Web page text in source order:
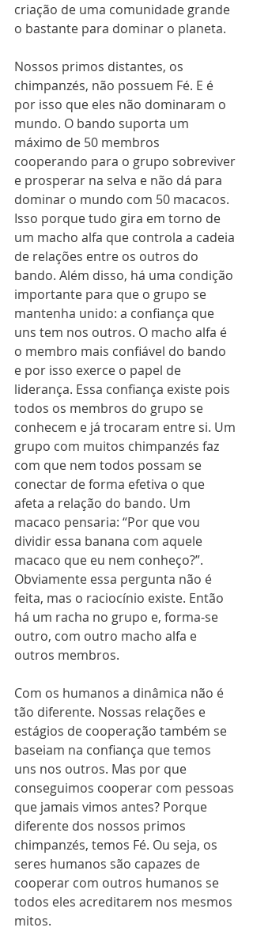
criação de uma comunidade grande
o bastante para dominar o planeta.
Nossos primos distantes, os
chimpanzés, não possuem Fé. E é
por isso que eles não dominaram o
mundo. O bando suporta um
máximo de 50 membros
cooperando para o grupo sobreviver
e prosperar na selva e não dá para
dominar o mundo com 50 macacos.
Isso porque tudo gira em torno de
um macho alfa que controla a cadeia
de relações entre os outros do
bando. Além disso, há uma condição
importante para que o grupo se
mantenha unido: a confiança que
uns tem nos outros. O macho alfa é
o membro mais confiável do bando
e por isso exerce o papel de
liderança. Essa confiança existe pois
todos os membros do grupo se
conhecem e já trocaram entre si. Um
grupo com muitos chimpanzés faz
com que nem todos possam se
conectar de forma efetiva o que
afeta a relação do bando. Um
macaco pensaria: “Por que vou
dividir essa banana com aquele
macaco que eu nem conheço?”.
Obviamente essa pergunta não é
feita, mas o raciocínio existe. Então
há um racha no grupo e, forma-se
outro, com outro macho alfa e
outros membros.
Com os humanos a dinâmica não é
tão diferente. Nossas relações e
estágios de cooperação também se
baseiam na confiança que temos
uns nos outros. Mas por que
conseguimos cooperar com pessoas
que jamais vimos antes? Porque
diferente dos nossos primos
chimpanzés, temos Fé. Ou seja, os
seres humanos são capazes de
cooperar com outros humanos se
todos eles acreditarem nos mesmos
mitos.